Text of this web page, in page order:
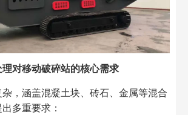
对移动破碎站的核心需求​
，涵盖混凝土块、砖石、金属等混合
多重要求：​